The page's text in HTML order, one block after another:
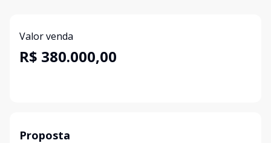
Valor venda
R$ 380.000,00
Proposta